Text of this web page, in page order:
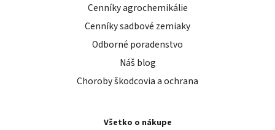
Cenníky agrochemikálie
Cenníky sadbové zemiaky
Odborné poradenstvo
Náš blog
Choroby škodcovia a ochrana
Všetko o nákupe